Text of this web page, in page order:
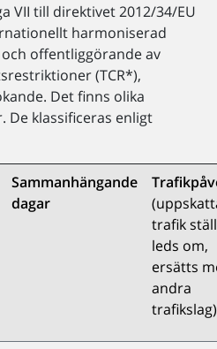
VII till direktivet 2012/34/EU
harmoniserad
offentliggörande av
(TCR*),
Det finns olika
De klassificeras enligt
Sammanhängande
dagar
trafik
leds om,
ersätts
andra
trafikslag)